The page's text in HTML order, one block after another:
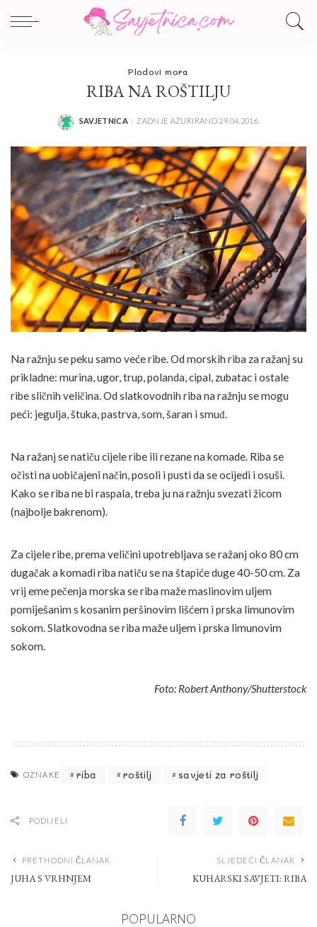
Plodovi mora
RIBA NA ROŠTILJU
POSTED
SAVJETNICA ZADNJE AŽURIRANO 29.04.2016.
Na ražnju se peku samo veće ribe. Od morskih riba za ražanj su
prikladne: murina, ugor, trup, polanda, cipal, zubatac i ostale
ribe sličnih veličina. Od slatkovodnih riba na ražnju se mogu
peći: jegulja, štuka, pastrva, som, šaran i smuđ.
Na ražanj se natiču cijele ribe ili rezane na komade. Riba se
očisti na uobičajeni način, posoli i pusti da se ocijedi i osuši.
Kako se riba ne bi raspala, treba ju na ražnju svezati žicom
(najbolje bakrenom).
Za cijele ribe, prema veličini upotrebljava se ražanj oko 80 cm
dugačak a komadi riba natiču se na štapiće duge 40-50 cm. Za
vrij eme pečenja morska se riba maže maslinovim uljem
pomiješanim s kosanim peršinovim lišćem i prska limunovim
sokom. Slatkovodna se riba maže uljem i prska limunovim
sokom.
Foto: Robert Anthony/Shutterstock
OZNAKE riba roštilj savjeti za roštilj
PODIJELI
PRETHODNI ČLANAK
JUHA S VRHNJEM
SLJEDEĆI ČLANAK
KUHARSKI SAVJETI: RIBA
POPULARNO